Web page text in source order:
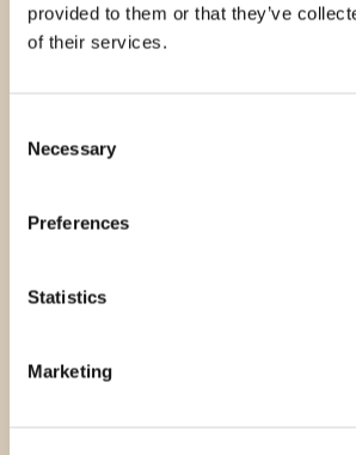
provided to them or that they’ve
of their services.
Selection
Necessary
Preferences
Statistics
Marketing
strojnom formatu te ima pravo, bez
strane Aura, prenijeti te podatke
Ispitanik ima pravo na izravni prijenos
a ovo pravo ne smije negativno
slobode drugih.